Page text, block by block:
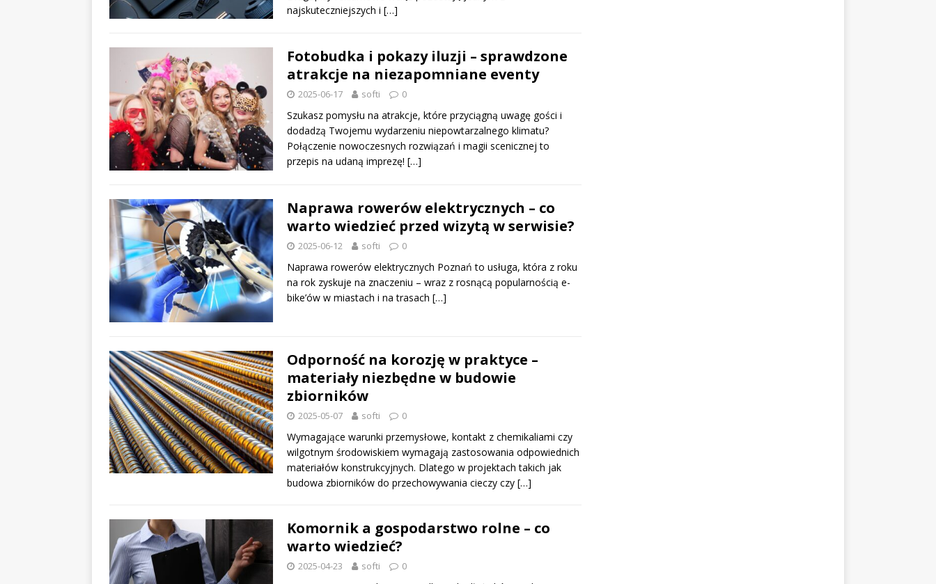
najskuteczniejszych i […]
Fotobudka i pokazy iluzji – sprawdzone
atrakcje na niezapomniane eventy
2025-06-17 softi 0
Szukasz pomysłu na atrakcje, które przyciągną uwagę gości i
dodadzą Twojemu wydarzeniu niepowtarzalnego klimatu?
Połączenie nowoczesnych rozwiązań i magii scenicznej to
przepis na udaną imprezę! […]
Naprawa rowerów elektrycznych – co
warto wiedzieć przed wizytą w serwisie?
2025-06-12 softi 0
Naprawa rowerów elektrycznych Poznań to usługa, która z roku
na rok zyskuje na znaczeniu – wraz z rosnącą popularnością e-
bike’ów w miastach i na trasach […]
Odporność na korozję w praktyce –
materiały niezbędne w budowie
zbiorników
2025-05-07 softi 0
Wymagające warunki przemysłowe, kontakt z chemikaliami czy
wilgotnym środowiskiem wymagają zastosowania odpowiednich
materiałów konstrukcyjnych. Dlatego w projektach takich jak
budowa zbiorników do przechowywania cieczy czy […]
Komornik a gospodarstwo rolne – co
warto wiedzieć?
2025-04-23 softi 0